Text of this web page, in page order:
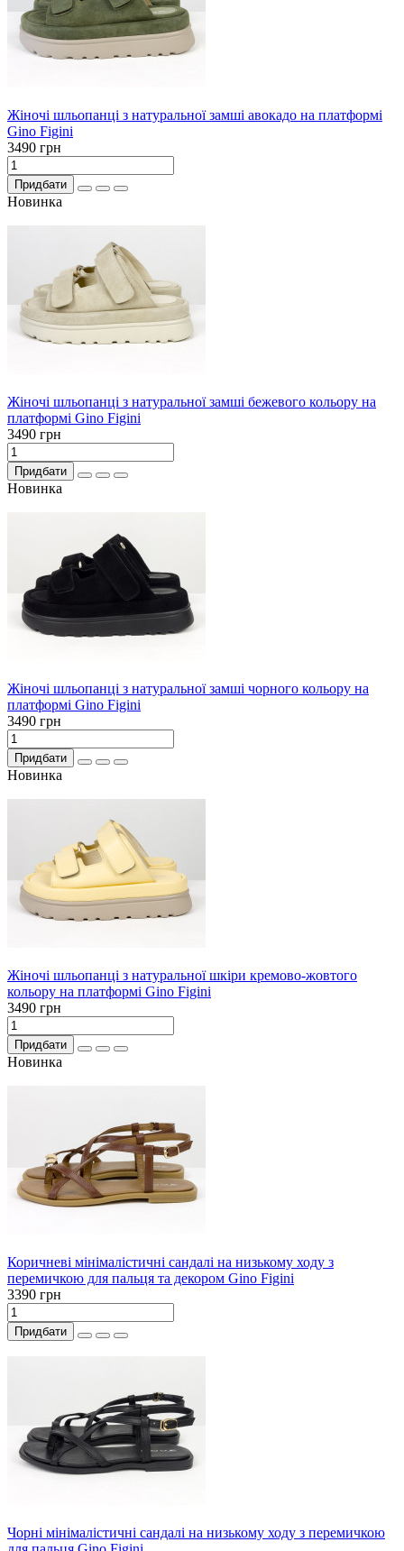
Жіночі шльопанці з натуральної замші авокадо на платформі
Gino Figini
3490 грн
Придбати
Новинка
Жіночі шльопанці з натуральної замші бежевого кольору на
платформі Gino Figini
3490 грн
Придбати
Новинка
Жіночі шльопанці з натуральної замші чорного кольору на
платформі Gino Figini
3490 грн
Придбати
Новинка
Жіночі шльопанці з натуральної шкіри кремово-жовтого
кольору на платформі Gino Figini
3490 грн
Придбати
Новинка
Коричневі мінімалістичні сандалі на низькому ходу з
перемичкою для пальця та декором Gino Figini
3390 грн
Придбати
Чорні мінімалістичні сандалі на низькому ходу з перемичкою